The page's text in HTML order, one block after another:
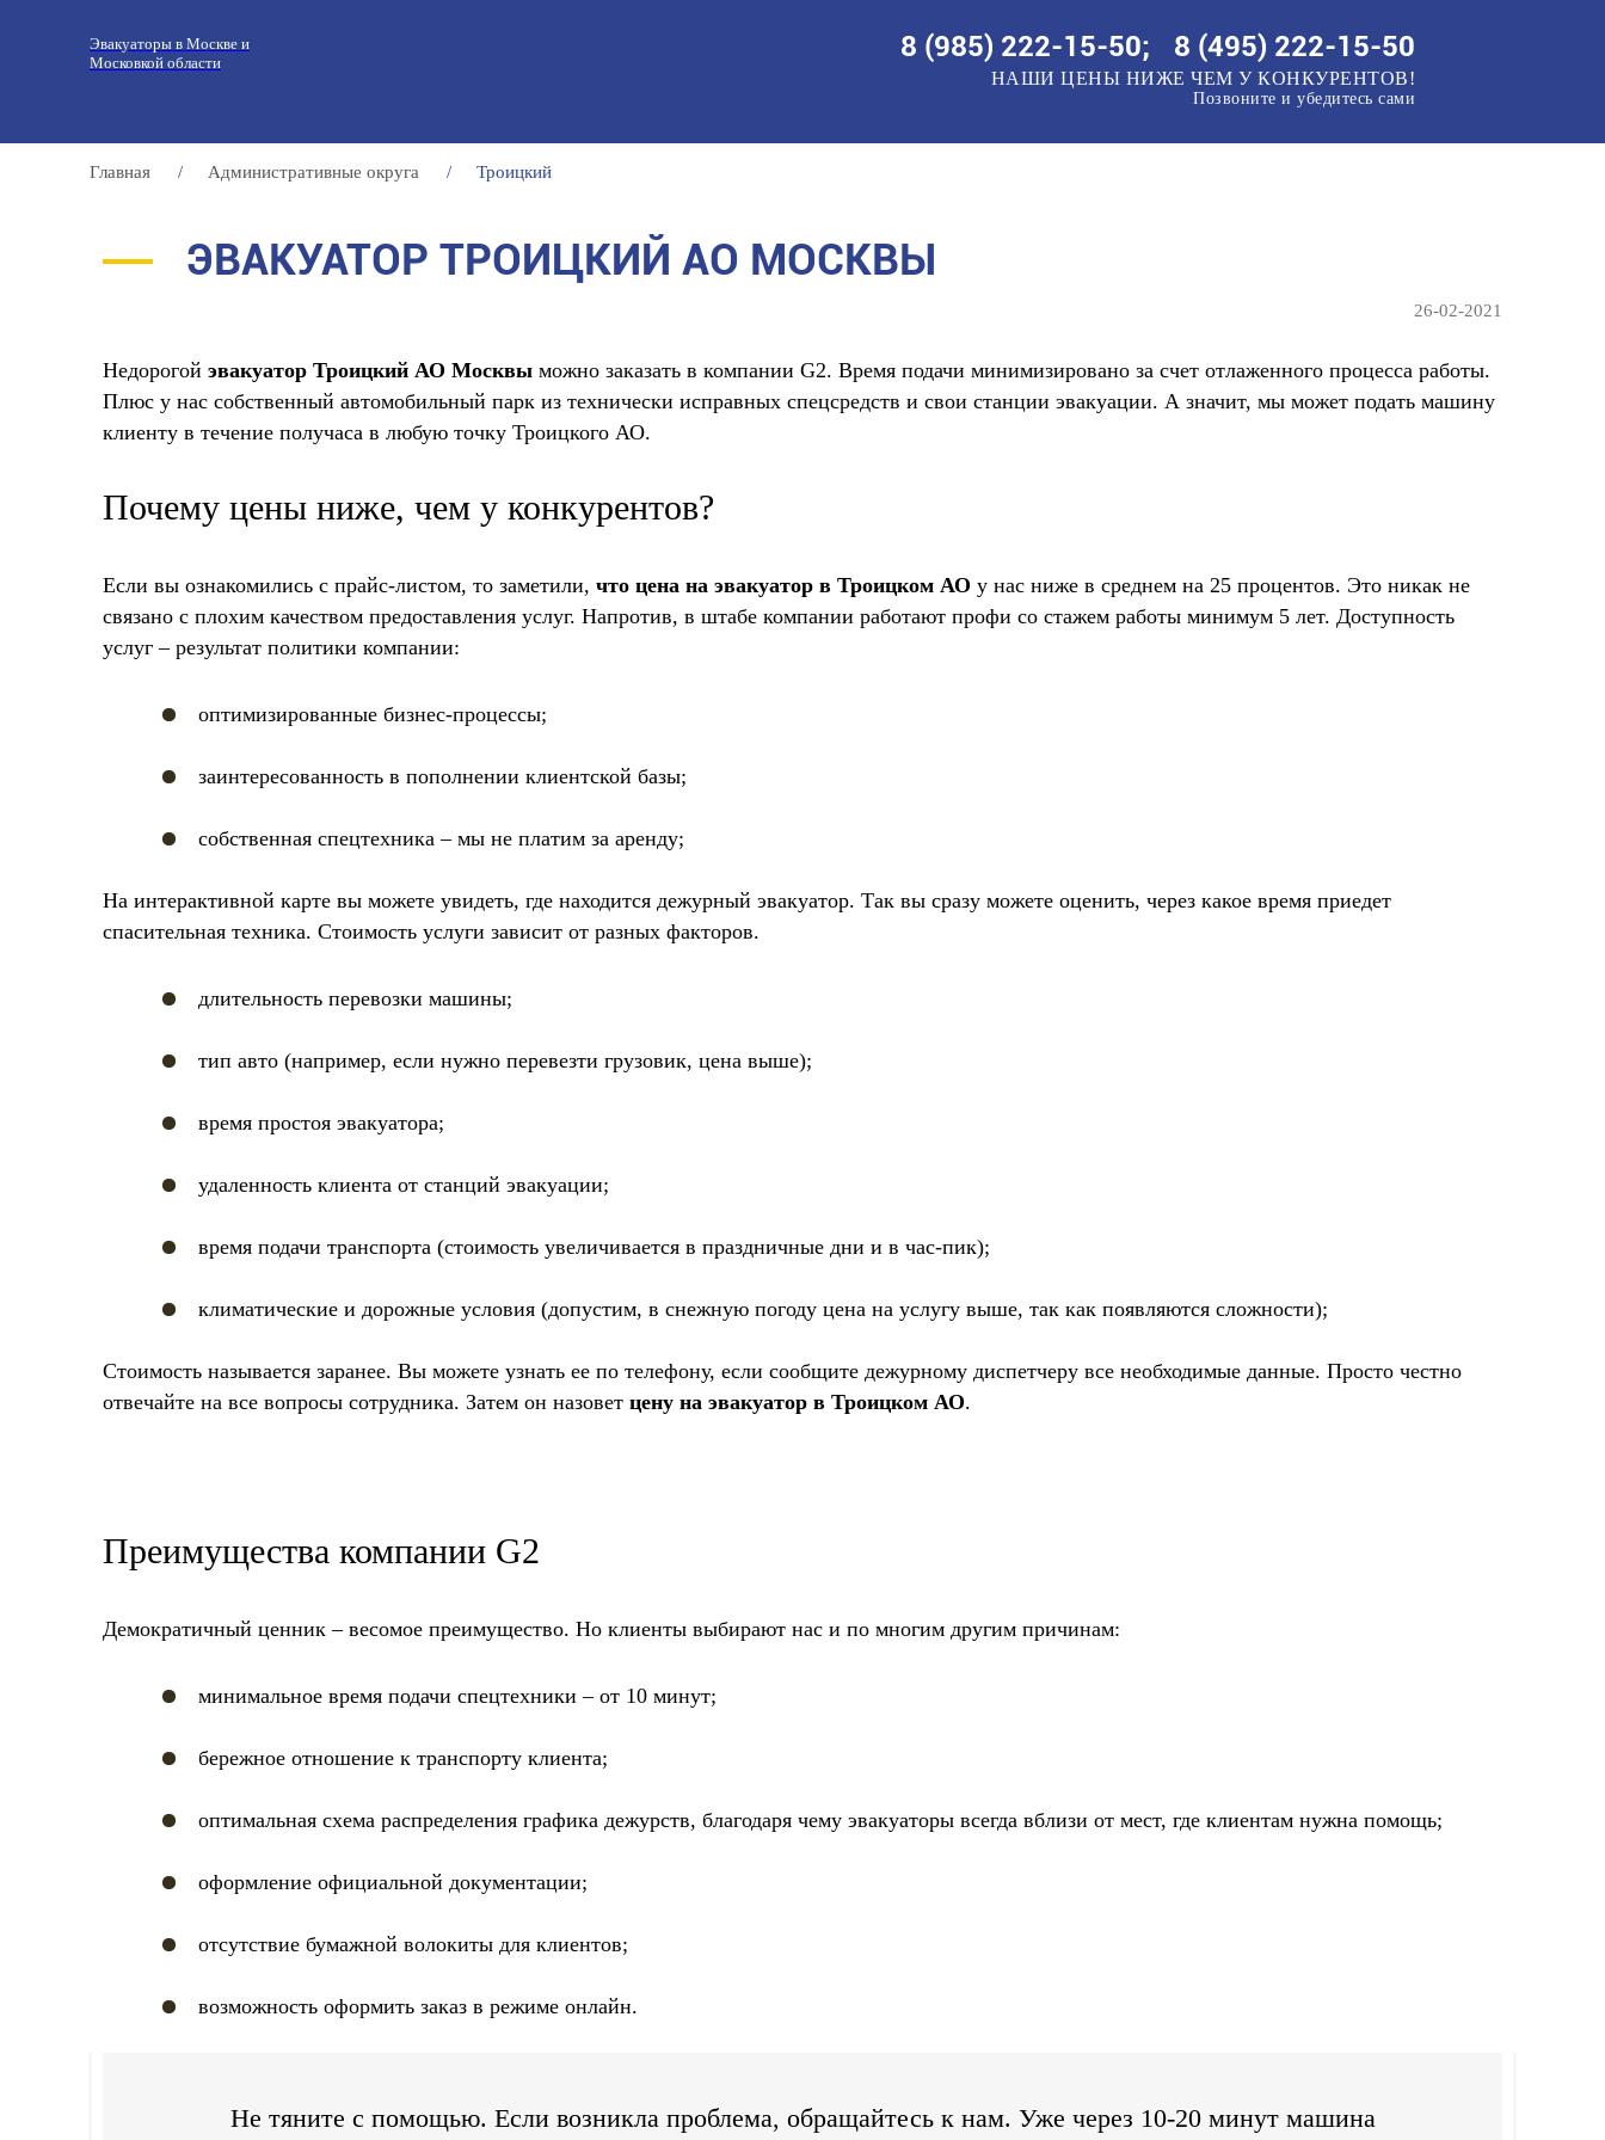
Эвакуаторы в Москве и
Московкой области
8 (985) 222-15-50; 8 (495) 222-15-50
НАШИ ЦЕНЫ НИЖЕ ЧЕМ У КОНКУРЕНТОВ!
Позвоните и убедитесь сами
Главная / Административные округа / Троицкий
ЭВАКУАТОР ТРОИЦКИЙ АО МОСКВЫ
26-02-2021
Недорогой эвакуатор Троицкий АО Москвы можно заказать в компании G2. Время подачи минимизировано за счет отлаженного процесса работы.
Плюс у нас собственный автомобильный парк из технически исправных спецсредств и свои станции эвакуации. А значит, мы может подать машину
клиенту в течение получаса в любую точку Троицкого АО.
Почему цены ниже, чем у конкурентов?
Если вы ознакомились с прайс-листом, то заметили, что цена на эвакуатор в Троицком АО у нас ниже в среднем на 25 процентов. Это никак не
связано с плохим качеством предоставления услуг. Напротив, в штабе компании работают профи со стажем работы минимум 5 лет. Доступность
услуг – результат политики компании:
оптимизированные бизнес-процессы;
заинтересованность в пополнении клиентской базы;
собственная спецтехника – мы не платим за аренду;
На интерактивной карте вы можете увидеть, где находится дежурный эвакуатор. Так вы сразу можете оценить, через какое время приедет
спасительная техника. Стоимость услуги зависит от разных факторов.
длительность перевозки машины;
тип авто (например, если нужно перевезти грузовик, цена выше);
время простоя эвакуатора;
удаленность клиента от станций эвакуации;
время подачи транспорта (стоимость увеличивается в праздничные дни и в час-пик);
климатические и дорожные условия (допустим, в снежную погоду цена на услугу выше, так как появляются сложности);
Стоимость называется заранее. Вы можете узнать ее по телефону, если сообщите дежурному диспетчеру все необходимые данные. Просто честно
отвечайте на все вопросы сотрудника. Затем он назовет цену на эвакуатор в Троицком АО.
Преимущества компании G2
Демократичный ценник – весомое преимущество. Но клиенты выбирают нас и по многим другим причинам:
минимальное время подачи спецтехники – от 10 минут;
бережное отношение к транспорту клиента;
оптимальная схема распределения графика дежурств, благодаря чему эвакуаторы всегда вблизи от мест, где клиентам нужна помощь;
оформление официальной документации;
отсутствие бумажной волокиты для клиентов;
возможность оформить заказ в режиме онлайн.
Не тяните с помощью. Если возникла проблема, обращайтесь к нам. Уже через 10-20 минут машина